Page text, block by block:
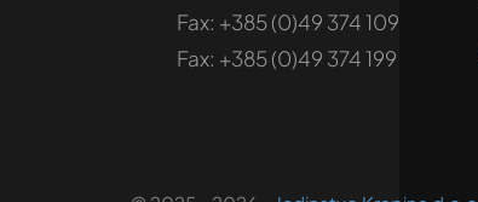
Fax: +385 (0)49 374 109
Fax: +385 (0)49 374 199